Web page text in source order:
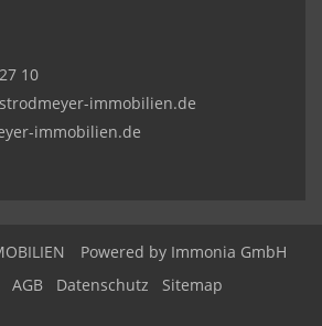
10
immobilien.de
immobilien.de
Powered by Immonia GmbH
AGB Datenschutz Sitemap